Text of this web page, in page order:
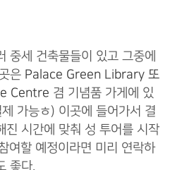
중세 건축물들이 있고 그중에
은 Palace Green Library 또
Centre 겸 기념품 가게에 있
가능ㅎ) 이곳에 들어가서 결
진 시간에 맞춰 성 투어를 시작
여할 예정이라면 미리 연락하
좋다.